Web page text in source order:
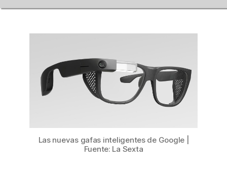
la
y
Las nuevas gafas inteligentes de Google |
Fuente: La Sexta